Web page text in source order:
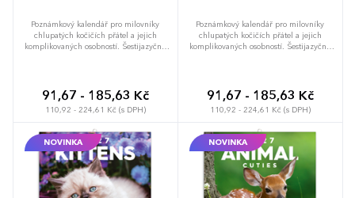
Poznámkový kalendář pro milovníky
chlupatých kočičích přátel a jejich
komplikovaných osobností. Šestijazyčné
91,67 - 185,63 Kč
110,92 - 224,61 Kč (s DPH)
Poznámkový kalendář pro milovníky
chlupatých kočičích přátel a jejich
komplikovaných osobností. Šestijazyčné
91,67 - 185,63 Kč
110,92 - 224,61 Kč (s DPH)
NOVINKA NOVINKA